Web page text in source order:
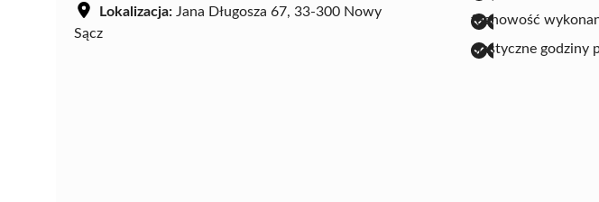
Lokalizacja: Jana Długosza 67, 33-300 Nowy
Sącz
fachowość
elastyczne godziny